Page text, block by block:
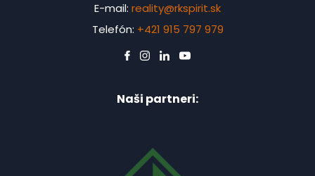
E-mail: reality@rkspirit.sk
Telefón: +421 915 797 979
Naši partneri: